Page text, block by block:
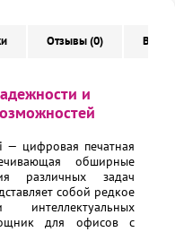
Отзывы (0)
и
цифровая печатная
обширные
различных задач
собой редкое
для офисов с